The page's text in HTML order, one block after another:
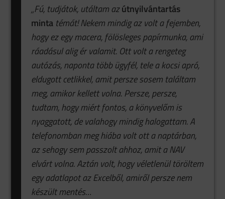
„Fú, tudjátok, utáltam azútnyilvántartás
minta témát! Nekem mindig az volt a fejemben,
hogy ez egy macera, fölösleges papírmunka, ami
ráadásul alig ér valamit. Ott volt a rengeteg
autózás, naponta több ügyfél, tele a kocsi apró,
eldugott cetlikkel, amit persze sosem találtam
meg, amikor kellett volna. Persze, persze,
tudtam, hogy miért fontos, a könyvelőm is
nyaggatott, de valahogy mindig halogattam. A
telefonomban meg hiába volt ott a naptárban,
az sehogy sem passzolt ahhoz, amit a NAV
elvárt volna. Aztán volt, hogy véletlenül töröltem
egy adatlapot az Excelből, amiről persze nem
készült mentés…